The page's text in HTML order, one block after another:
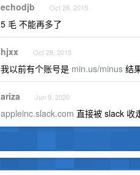
echodjb Oct 28, 2015
5 毛 不能再多了
hjxx Oct 28, 2015
我以前有个账号是 min.us/minus 结
ariza Jun 9, 2020
appleinc.slack.com 直接被 slack 收